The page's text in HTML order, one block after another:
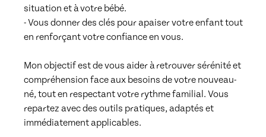
situation et à votre bébé.
- Vous donner des clés pour apaiser votre enfant tout
en renforçant votre confiance en vous.
Mon objectif est de vous aider à retrouver sérénité et
compréhension face aux besoins de votre nouveau-
né, tout en respectant votre rythme familial. Vous
repartez avec des outils pratiques, adaptés et
immédiatement applicables.